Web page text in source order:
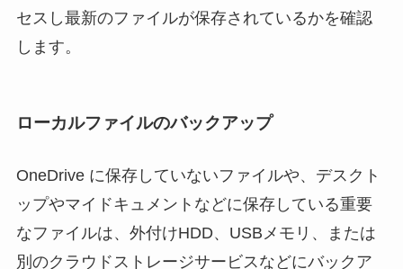
セスし最新のファイルが保存されているかを確認
します。
ローカルファイルのバックアップ
OneDrive に保存していないファイルや、デスクト
ップやマイドキュメントなどに保存している重要
なファイルは、外付けHDD、USBメモリ、または
別のクラウドストレージサービスなどにバックア